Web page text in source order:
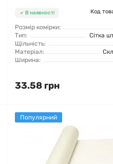
В наявності Код
Розмір комірки:
Тип:
Сітка
Щільність:
Матеріал:
Ширина:
33.58 грн
Популярний